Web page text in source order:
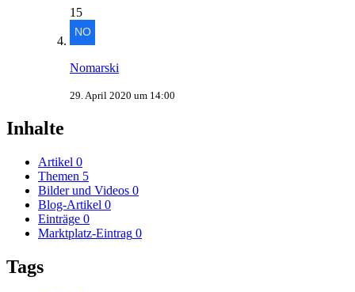
15
Nomarski
29. April 2020 um 14:00
Inhalte
Artikel 0
Themen 5
Bilder und Videos 0
Blog-Artikel 0
Einträge 0
Marktplatz-Eintrag 0
Tags